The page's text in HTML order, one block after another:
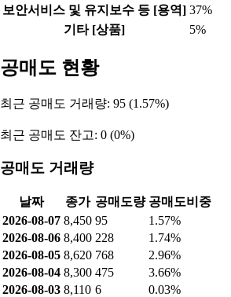
보안서비스 및 유지보수 등 [용역] 37%
기타 [상품]
5%
공매도 현황
최근 공매도 거래량: 95 (1.57%)
최근 공매도 잔고: 0 (0%)
공매도 거래량
날짜 종가 공매도량 공매도비중
2026-08-07 8,450 95
1.57%
2026-08-06 8,400 228
1.74%
2026-08-05 8,620 768
2.96%
2026-08-04 8,300 475
3.66%
2026-08-03 8,110 6
0.03%